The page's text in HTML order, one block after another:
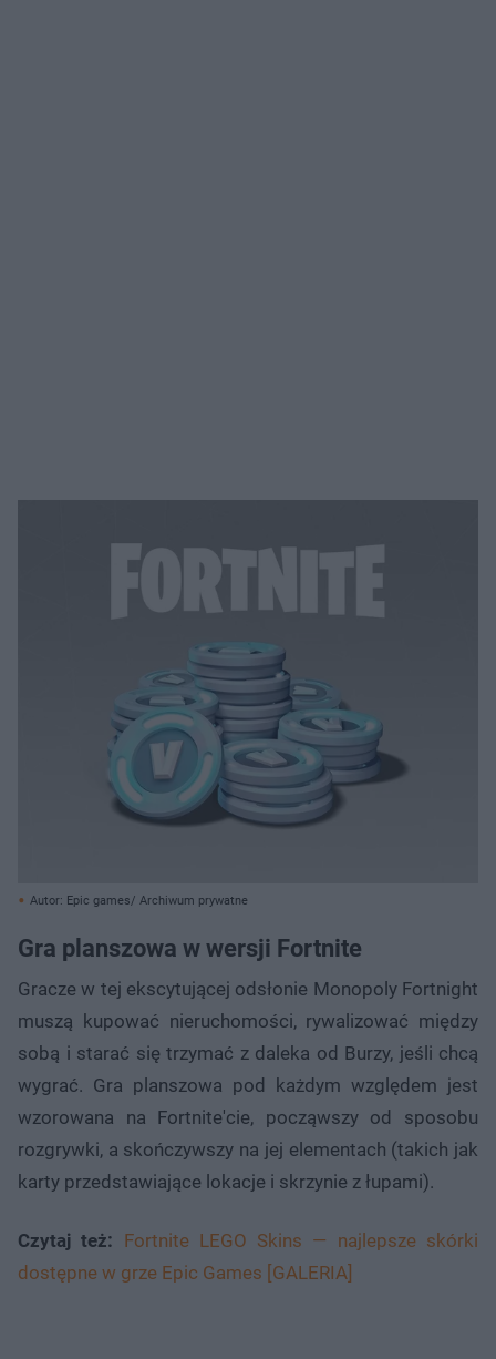
Autor: Epic games/ Archiwum prywatne
Gra planszowa w wersji Fortnite
Gracze w tej ekscytującej odsłonie Monopoly Fortnight
muszą kupować nieruchomości, rywalizować między
sobą i starać się trzymać z daleka od Burzy, jeśli chcą
wygrać. Gra planszowa pod każdym względem jest
wzorowana na Fortnite'cie, począwszy od sposobu
rozgrywki, a skończywszy na jej elementach (takich jak
karty przedstawiające lokacje i skrzynie z łupami).
Czytaj też: Fortnite LEGO Skins — najlepsze skórki
dostępne w grze Epic Games [GALERIA]